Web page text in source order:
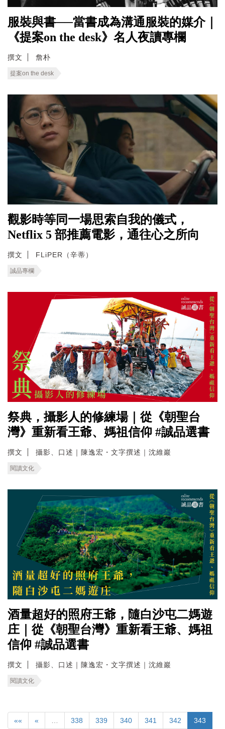
服裝與書──當書成為溝通服裝的媒介｜
《提案on the desk》名人夜讀專欄
撰文 詹朴
提案on the desk
觀影時等同一場思索自我的儀式，
Netflix 5 部推薦電影，通往心之所向
撰文 FLiPER（辛蒂）
誠品專欄
祭典，攝影人的修練場｜從《朝聖台
灣》重新看王爺、媽祖信仰 #誠品選書
撰文 攝影、口述｜陳逸宏・文字撰述｜沈維巖
閱讀文化
酒量超好的照府王爺，隨白沙屯二媽遊
庄｜從《朝聖台灣》重新看王爺、媽祖
信仰 #誠品選書
撰文 攝影、口述｜陳逸宏・文字撰述｜沈維巖
閱讀文化
«« « 338 339 340 341 342 343